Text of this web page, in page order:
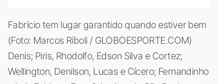
Fabrício tem lugar garantido quando estiver bem
(Foto: Marcos Ríboli / GLOBOESPORTE.COM)
Denis; Piris, Rhodolfo, Edson Silva e Cortez;
Wellington, Denilson, Lucas e Cícero; Fernandinho